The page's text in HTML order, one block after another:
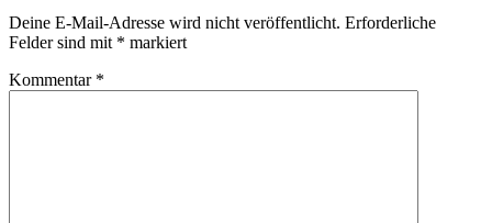
Deine E-Mail-Adresse wird nicht veröffentlicht. Erforderliche
Felder sind mit * markiert
Kommentar *